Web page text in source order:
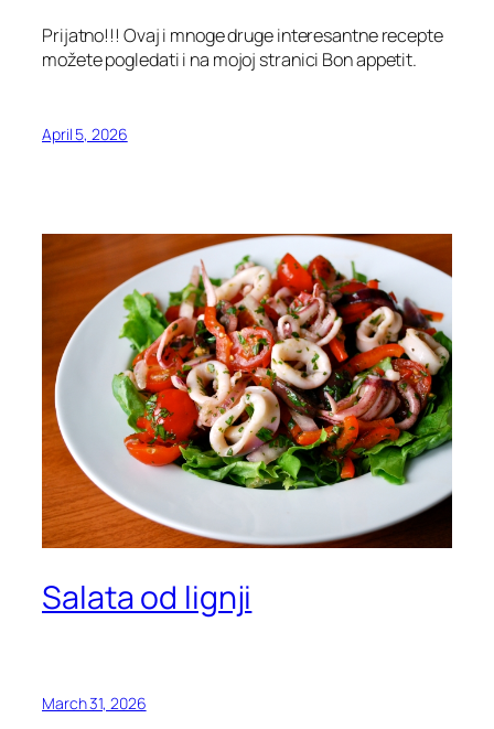
Prijatno!!! Ovaj i mnoge druge interesantne recepte
možete pogledati i na mojoj stranici Bon appetit.
April 5, 2026
Salata od lignji
March 31, 2026